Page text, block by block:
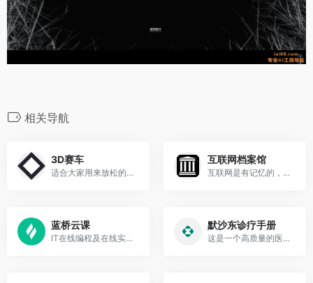
相关导航
3D赛车
适合大家用来放松的小游戏
互联网档案馆
互联网是有记忆的，弥补人类记忆的短暂
蓝桥云课
IT在线编程及在线实训学习平台
默沙东诊疗手册
这是一个高质量的医学自学网站。 它是世界上使用最广泛的医学信息资源之一。它支持专业版、大众版、兽医版。 专业版适用于医学专业人士和学生，而大众版则适用于普通大众 ，兽医版适用于兽医专业人士和学生。默沙东诊疗手册是一个涵盖了医学所有领域成千上万主题的广泛医学信息来源。它们作为免费的公众服务提供给医疗专业人士和普罗大众。